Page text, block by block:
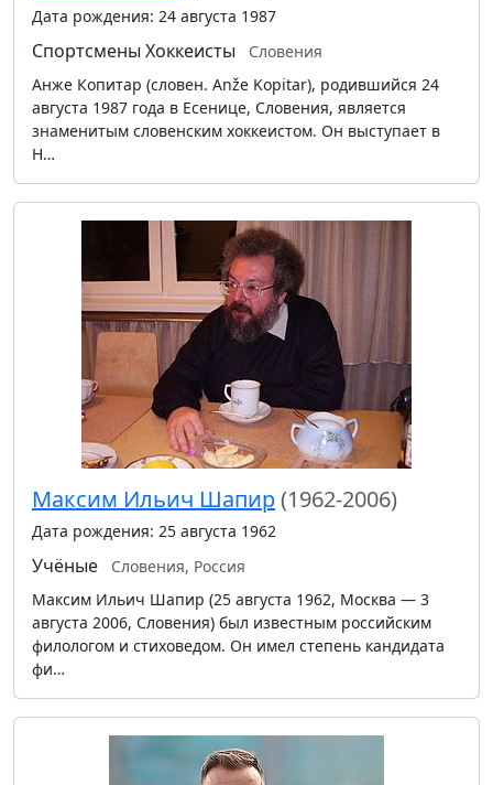
Дата рождения: 24 августа 1987
Спортсмены Хоккеисты
Словения
Анже Копитар (словен. Anže Kopitar), родившийся 24
августа 1987 года в Есенице, Словения, является
знаменитым словенским хоккеистом. Он выступает в
Н…
Максим Ильич Шапир(1962-2006)
Дата рождения: 25 августа 1962
Учёные
Словения, Россия
Максим Ильич Шапир (25 августа 1962, Москва — 3
августа 2006, Словения) был известным российским
филологом и стиховедом. Он имел степень кандидата
фи…